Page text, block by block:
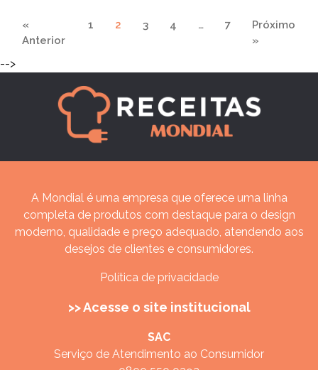
«
Anterior
1 2 3 4 … 7
Próximo
»
-->
A Mondial é uma empresa que oferece uma linha
completa de produtos com destaque para o design
moderno, qualidade e preço adequado, atendendo aos
desejos de clientes e consumidores.
Política de privacidade
>> Acesse o site institucional
SAC
Serviço de Atendimento ao Consumidor